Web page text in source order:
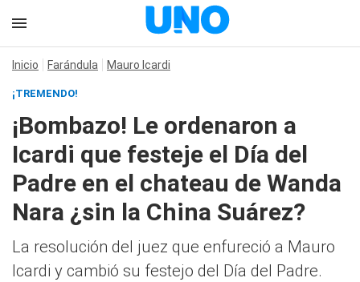
Inicio Farándula Mauro Icardi
¡TREMENDO!
¡Bombazo! Le ordenaron a
Icardi que festeje el Día del
Padre en el chateau de Wanda
Nara ¿sin la China Suárez?
La resolución del juez que enfureció a Mauro
Icardi y cambió su festejo del Día del Padre.